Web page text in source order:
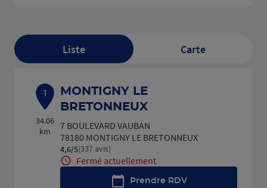
Liste Carte
1
34.06
km
MONTIGNY LE
BRETONNEUX
7 BOULEVARD VAUBAN
78180 MONTIGNY LE BRETONNEUX
4,6/5Note de 4.6 sur 5
(337 avis)
Fermé actuellement
Prendre RDV